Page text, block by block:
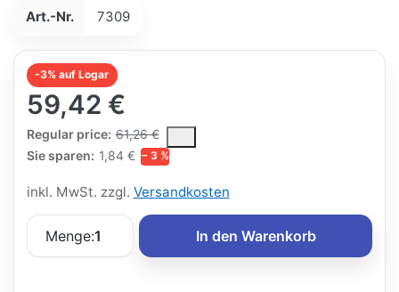
Art.-Nr. 7309
-3% auf Logar
59,42 €
Regular price: 61,26 €
The Regular Price is the median selling price paid by
Sie sparen: 1,84 € − 3 %
inkl. MwSt. zzgl. Versandkosten
Menge:1 In den Warenkorb